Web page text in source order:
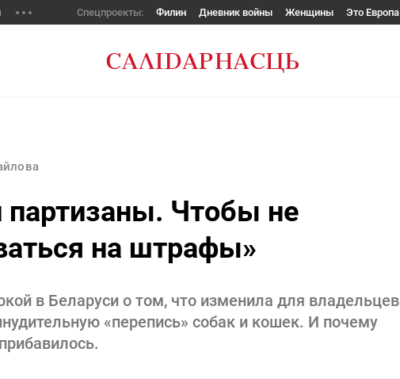
Спецпроекты: Филин Дневник войны Женщины Это Европа
Чтобы не
на штрафы»
в Беларуси о том, что изменила для владельцев
«перепись» собак и кошек. И почему